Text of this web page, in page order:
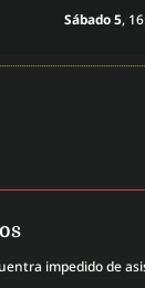
Sábado 5,
impedido de